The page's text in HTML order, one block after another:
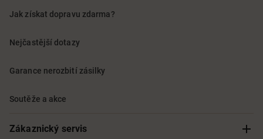
Jak získat dopravu zdarma?
Nejčastější dotazy
Garance nerozbití zásilky
Soutěže a akce
Zákaznický servis